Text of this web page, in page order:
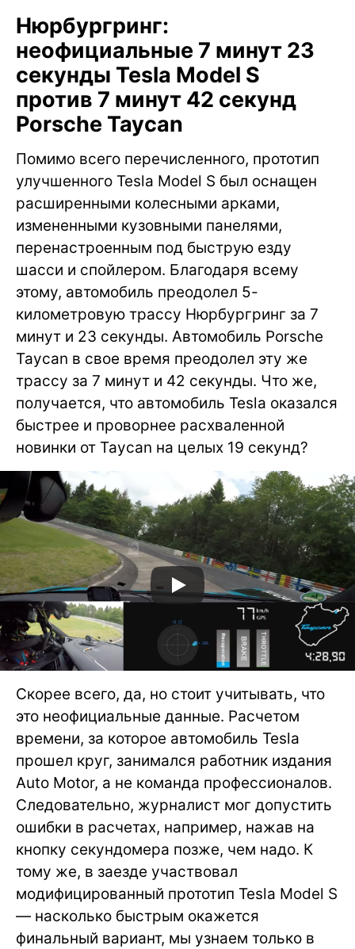
Нюрбургринг:
неофициальные 7 минут 23
секунды Tesla Model S
против 7 минут 42 секунд
Porsche Taycan
Помимо всего перечисленного, прототип
улучшенного Tesla Model S был оснащен
расширенными колесными арками,
измененными кузовными панелями,
перенастроенным под быструю езду
шасси и спойлером. Благодаря всему
этому, автомобиль преодолел 5-
километровую трассу Нюрбургринг за 7
минут и 23 секунды. Автомобиль Porsche
Taycan в свое время преодолел эту же
трассу за 7 минут и 42 секунды. Что же,
получается, что автомобиль Tesla оказался
быстрее и проворнее расхваленной
новинки от Taycan на целых 19 секунд?
Скорее всего, да, но стоит учитывать, что
это неофициальные данные. Расчетом
времени, за которое автомобиль Tesla
прошел круг, занимался работник издания
Auto Motor, а не команда профессионалов.
Следовательно, журналист мог допустить
ошибки в расчетах, например, нажав на
кнопку секундомера позже, чем надо. К
тому же, в заезде участвовал
модифицированный прототип Tesla Model S
— насколько быстрым окажется
финальный вариант, мы узнаем только в